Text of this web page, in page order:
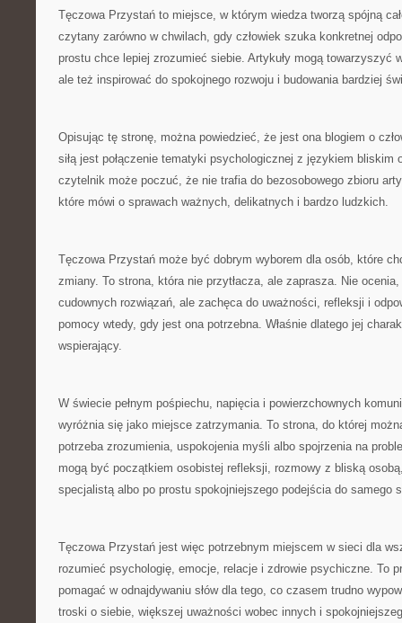
Tęczowa Przystań to miejsce, w którym wiedza tworzą spójną
czytany zarówno w chwilach, gdy człowiek szuka konkretnej
prostu chce lepiej zrozumieć siebie. Artykuły mogą towarzyszyć
ale też inspirować do spokojnego rozwoju i budowania bardziej
Opisując tę stronę, można powiedzieć, że jest ona blogiem o
siłą jest połączenie tematyki psychologicznej z językiem bliskim
czytelnik może poczuć, że nie trafia do bezosobowego zbioru
które mówi o sprawach ważnych, delikatnych i bardzo ludzkich.
Tęczowa Przystań może być dobrym wyborem dla osób, które
zmiany. To strona, która nie przytłacza, ale zaprasza. Nie
cudownych rozwiązań, ale zachęca do uważności, refleksji i
pomocy wtedy, gdy jest ona potrzebna. Właśnie dlatego jej
wspierający.
W świecie pełnym pośpiechu, napięcia i powierzchownych
wyróżnia się jako miejsce zatrzymania. To strona, do której
potrzeba zrozumienia, uspokojenia myśli albo spojrzenia na
mogą być początkiem osobistej refleksji, rozmowy z bliską
specjalistą albo po prostu spokojniejszego podejścia do samego
Tęczowa Przystań jest więc potrzebnym miejscem w sieci dla
rozumieć psychologię, emocje, relacje i zdrowie psychiczne. To
pomagać w odnajdywaniu słów dla tego, co czasem trudno
troski o siebie, większej uważności wobec innych i